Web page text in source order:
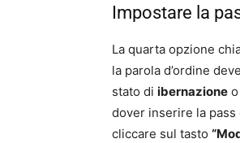
Impostare la
La quarta opzione
la parola d’ordine
stato di ibernazione o
dover inserire la
cliccare sul tasto